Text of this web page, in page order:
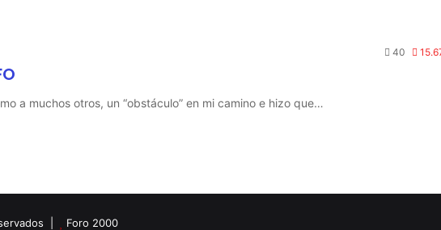
40
a muchos otros, un “obstáculo” en mi camino e hizo que…
| Foro 2000